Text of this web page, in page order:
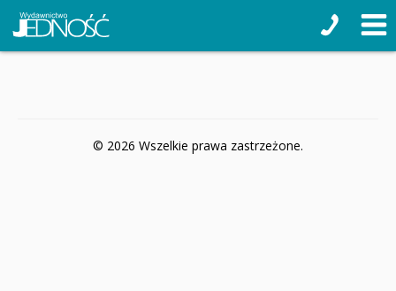
© 2026 Wszelkie prawa zastrzeżone.